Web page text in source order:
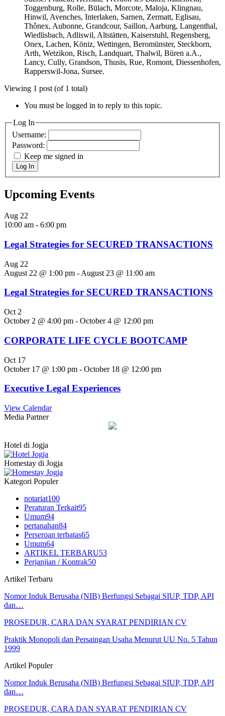
Toggenburg, Rolle, Bülach, Morcote, Maloja, Klingnau,
Hinwil, Avenches, Interlaken, Sarnen, Zermatt, Eglisau,
Thônex, Aubonne, Grandcour, Saillon, Aarburg, Langenthal,
Wiedlisbach, Adliswil, Altstätten, Kaiserstuhl, Regensberg,
Onex, Lachen, Köniz, Wettingen, Beromünster, Steckborn,
Arth, Wetzikon, Risch, Landquart, Thalwil, Büren a.A.,
Lancy, Cully, Grandson, Thusis, Rue, Romont, Diessenhofen,
Rapperswil-Jona, Sursee.
Viewing 1 post (of 1 total)
You must be logged in to reply to this topic.
Log In
Username:
Password:
Keep me signed in
Log In
Upcoming Events
Aug 22
10:00 am - 6:00 pm
Legal Strategies for SECURED TRANSACTIONS
Aug 22
August 22 @ 1:00 pm - August 23 @ 11:00 am
Legal Strategies for SECURED TRANSACTIONS
Oct 2
October 2 @ 4:00 pm - October 4 @ 12:00 pm
CORPORATE LIFE CYCLE BOOTCAMP
Oct 17
October 17 @ 1:00 pm - October 18 @ 12:00 pm
Executive Legal Experiences
View Calendar
Media Partner
Hotel di Jogja
Homestay di Jogja
Kategori Populer
notariat100
Peraturan Terkait95
Umum94
pertanahan84
Perseroan terbatas65
Umum64
ARTIKEL TERBARU53
Perjanjian / Kontrak50
Artikel Terbaru
Nomor Induk Berusaha (NIB) Berfungsi Sebagai SIUP, TDP, API
dan…
PROSEDUR, CARA DAN SYARAT PENDIRIAN CV
Praktik Monopoli dan Persaingan Usaha Menurut UU No. 5 Tahun
1999
Artikel Populer
Nomor Induk Berusaha (NIB) Berfungsi Sebagai SIUP, TDP, API
dan…
PROSEDUR, CARA DAN SYARAT PENDIRIAN CV